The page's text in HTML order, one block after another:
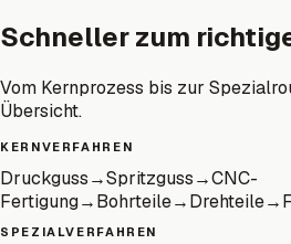
Schneller zum
Vom Kernprozess bis zur
Übersicht.
KERNVERFAHREN
Druckguss→Spritzguss→CNC-
Fertigung→Bohrteile→Drehteile→
SPEZIALVERFAHREN